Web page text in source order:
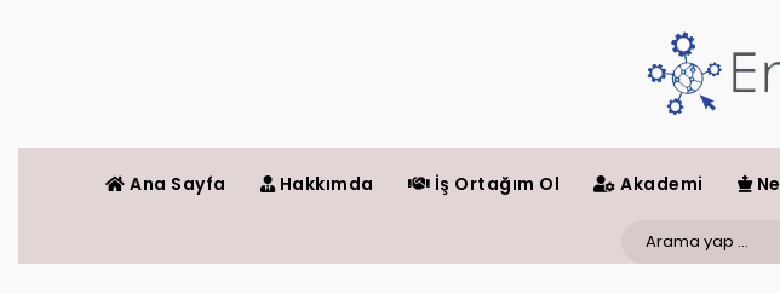
Ana Sayfa Hakkımda İş Ortağım Ol Akademi